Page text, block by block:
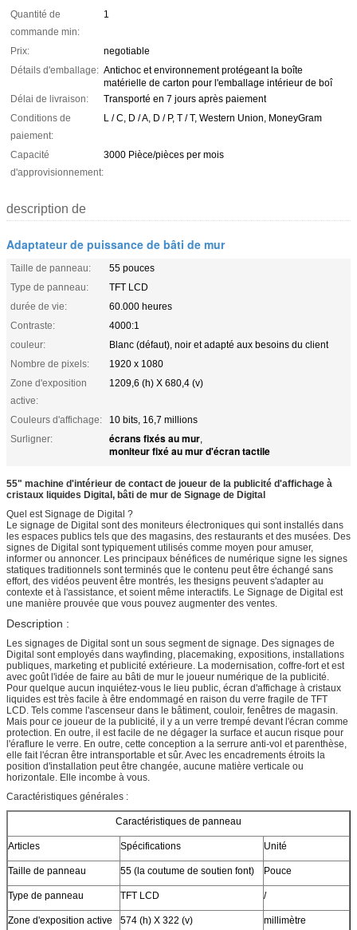
Quantité de
commande min:
1
Prix:
negotiable
Détails d'emballage: Antichoc et environnement protégeant la boîte
matérielle de carton pour l'emballage intérieur de boî
Délai de livraison:
Transporté en 7 jours après paiement
Conditions de
paiement:
L / C, D / A, D / P, T / T, Western Union, MoneyGram
Capacité
d'approvisionnement:
3000 Pièce/pièces per mois
description de
Adaptateur de puissance de bâti de mur
Taille de panneau:
55 pouces
Type de panneau:
TFT LCD
durée de vie:
60.000 heures
Contraste:
4000:1
couleur:
Blanc (défaut), noir et adapté aux besoins du client
Nombre de pixels:
1920 x 1080
Zone d'exposition
active:
1209,6 (h) X 680,4 (v)
Couleurs d'affichage:
10 bits, 16,7 millions
Surligner:
écrans fixés au mur,
moniteur fixé au mur d'écran tactile
55" machine d'intérieur de contact de joueur de la publicité d'affichage à
cristaux liquides Digital, bâti de mur de Signage de Digital
Quel est Signage de Digital ?
Le signage de Digital sont des moniteurs électroniques qui sont installés dans
les espaces publics tels que des magasins, des restaurants et des musées. Des
signes de Digital sont typiquement utilisés comme moyen pour amuser,
informer ou annoncer. Les principaux bénéfices de numérique signe les signes
statiques traditionnels sont terminés que le contenu peut être échangé sans
effort, des vidéos peuvent être montrés, les thesigns peuvent s'adapter au
contexte et à l'assistance, et soient même interactifs. Le Signage de Digital est
une manière prouvée que vous pouvez augmenter des ventes.
Description :
Les signages de Digital sont un sous segment de signage. Des signages de
Digital sont employés dans wayfinding, placemaking, expositions, installations
publiques, marketing et publicité extérieure. La modernisation, coffre-fort et est
avec goût l'idée de faire au bâti de mur le joueur numérique de la publicité.
Pour quelque aucun inquiétez-vous le lieu public, écran d'affichage à cristaux
liquides est très facile à être endommagé en raison du verre fragile de TFT
LCD. Tels comme l'ascenseur dans le bâtiment, couloir, fenêtres de magasin.
Mais pour ce joueur de la publicité, il y a un verre trempé devant l'écran comme
protection. En outre, il est facile de ne dégager la surface et aucun risque pour
l'éraflure le verre. En outre, cette conception a la serrure anti-vol et parenthèse,
elle fait l'écran être intransportable et sûr. Avec les encadrements étroits la
position d'installation peut être changée, aucune matière verticale ou
horizontale. Elle incombe à vous.
Caractéristiques générales :
Caractéristiques de panneau
Articles Spécifications Unité
Taille de panneau 55 (la coutume de soutien font) Pouce
Type de panneau TFT LCD /
Zone d'exposition active 574 (h) X 322 (v) millimètre